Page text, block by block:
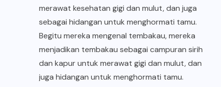
merawat kesehatan gigi dan mulut, dan juga
sebagai hidangan untuk menghormati tamu.
Begitu mereka mengenal tembakau, mereka
menjadikan tembakau sebagai campuran sirih
dan kapur untuk merawat gigi dan mulut, dan
juga hidangan untuk menghormati tamu.